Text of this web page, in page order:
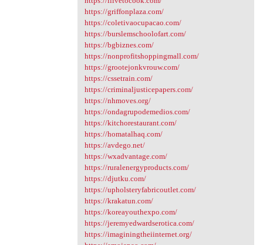
https://griffonplaza.com/
https://coletivaocupacao.com/
https://burslemschoolofart.com/
https://bgbiznes.com/
https://nonprofitshoppingmall.com/
https://grootejonkvrouw.com/
https://cssetrain.com/
https://criminaljusticepapers.com/
https://nhmoves.org/
https://ondagrupodemedios.com/
https://kitchorestaurant.com/
https://homatalhaq.com/
https://avdego.net/
https://wxadvantage.com/
https://ruralenergyproducts.com/
https://djutku.com/
https://upholsteryfabricoutlet.com/
https://krakatun.com/
https://koreayouthexpo.com/
https://jeremyedwardserotica.com/
https://imaginingtheiinternet.org/